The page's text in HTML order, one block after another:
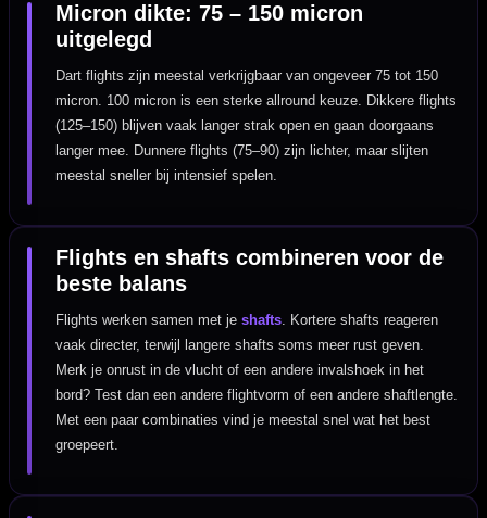
Micron dikte: 75 – 150 micron
uitgelegd
Dart flights zijn meestal verkrijgbaar van ongeveer 75 tot 150
micron. 100 micron is een sterke allround keuze. Dikkere flights
(125–150) blijven vaak langer strak open en gaan doorgaans
langer mee. Dunnere flights (75–90) zijn lichter, maar slijten
meestal sneller bij intensief spelen.
Flights en shafts combineren voor de
beste balans
Flights werken samen met jeshafts. Kortere shafts reageren
vaak directer, terwijl langere shafts soms meer rust geven.
Merk je onrust in de vlucht of een andere invalshoek in het
bord? Test dan een andere flightvorm of een andere shaftlengte.
Met een paar combinaties vind je meestal snel wat het best
groepeert.